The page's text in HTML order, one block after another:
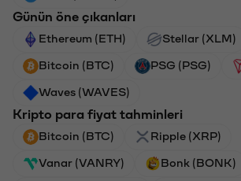
Günün öne çıkanları
Ethereum (ETH) Stellar (XLM)
Bitcoin (BTC) PSG (PSG)
Waves (WAVES)
Kripto para fiyat tahminleri
Bitcoin (BTC) Ripple (XRP)
Vanar (VANRY) Bonk (BONK)